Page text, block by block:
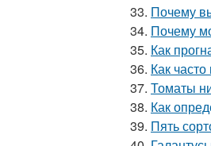
33. Почему
34. Почему
35. Как
36. Как
37. Томаты
38. Как
39. Пять